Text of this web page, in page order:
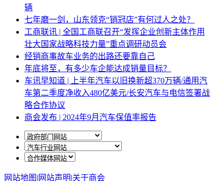
辆
七年磨一剑，山东领克“销冠店”有何过人之处？
工商联讯 | 全国工商联召开“发挥企业创新主体作用
壮大国家战略科技力量”重点调研动员会
经销商事故车业务的出路还要靠自己
年底将至，有多少车企能达成销量目标？
车讯早知道 | 上半年汽车以旧换新超370万辆/通用汽
车第二季度净收入480亿美元/长安汽车与电信签署战
略合作协议
商会发布 | 2024年9月汽车保值率报告
网站地图 | 网站声明|关于商会